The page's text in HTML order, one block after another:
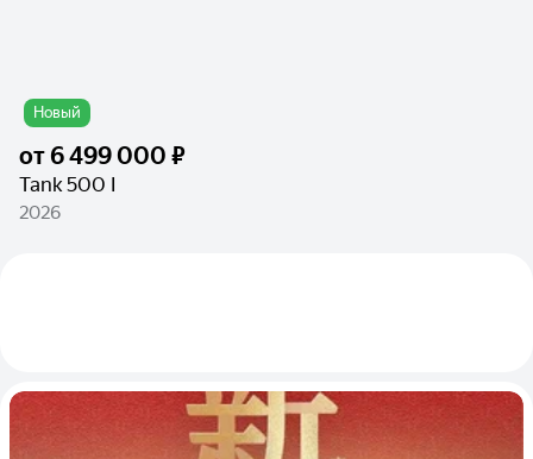
Новый
от6 499 000 ₽
Tank 500 I
2026